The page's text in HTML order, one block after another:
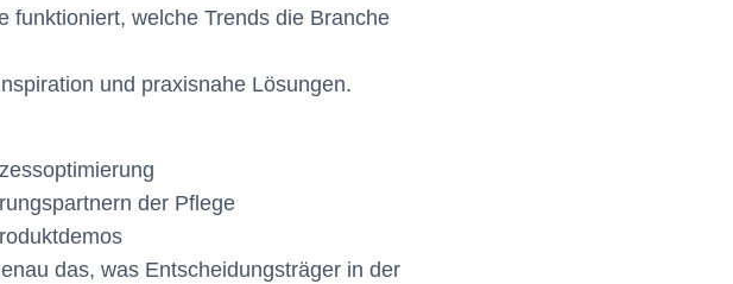
funktioniert, welche Trends die Branche
und praxisnahe Lösungen.
der Pflege
das, was Entscheidungsträger in der